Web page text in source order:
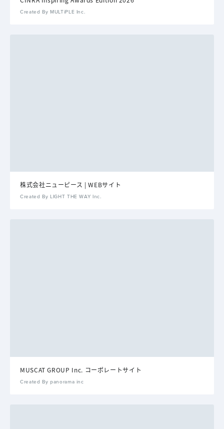
Created By MULTiPLE Inc.
株式会社ニューピース | WEBサイト
Created By LIGHT THE WAY Inc.
MUSCAT GROUP Inc. コーポレートサイト
Created By panorama inc